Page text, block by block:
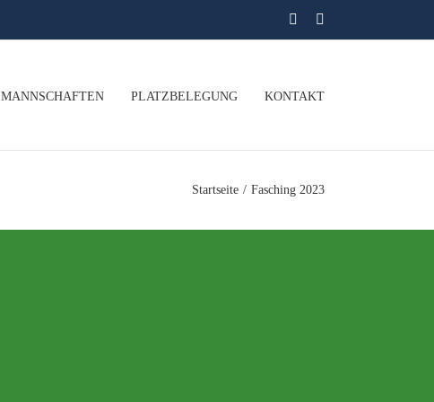
Facebook
MANNSCHAFTEN PLATZBELEGUNG KONTAKT
Startseite / Fasching 2023